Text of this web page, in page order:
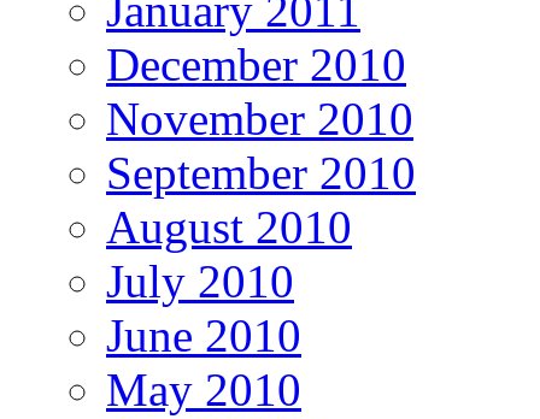
December 2010
November 2010
September 2010
August 2010
July 2010
June 2010
May 2010